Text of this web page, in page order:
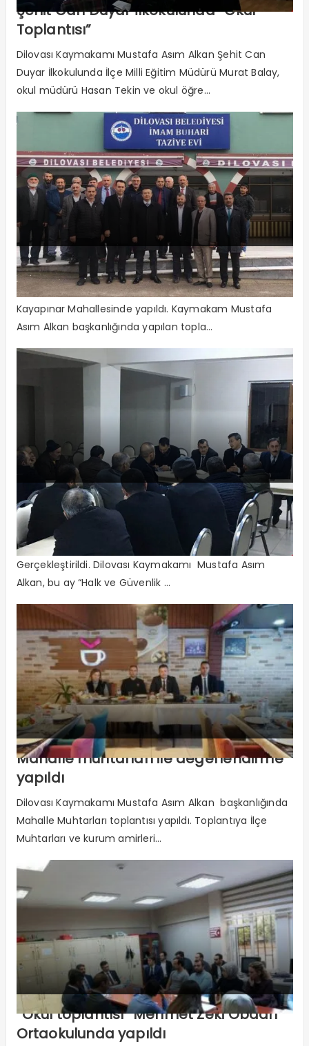
Şehit Can Duyar İlkokulunda “Okul
Toplantısı”
Dilovası Kaymakamı Mustafa Asım Alkan Şehit Can
Duyar İlkokulunda İlçe Milli Eğitim Müdürü Murat Balay,
okul müdürü Hasan Tekin ve okul öğre...
‘Halk ve Güvenlik Toplantısı’ Yapıldı
Dilovası’nda bu ay “Halk ve Güvenlik Toplantısı”
Kayapınar Mahallesinde yapıldı. Kaymakam Mustafa
Asım Alkan başkanlığında yapılan topla...
Turgut Özal’da “Halk Ve Güvenlik
Toplantısı”
"Halk Ve Güvenlik Toplantısı" Turgut Özal Mahallesinde
Gerçekleştirildi. Dilovası Kaymakamı Mustafa Asım
Alkan, bu ay “Halk ve Güvenlik ...
Mahalle muhtarları ile değerlendirme
yapıldı
Dilovası Kaymakamı Mustafa Asım Alkan başkanlığında
Mahalle Muhtarları toplantısı yapıldı. Toplantıya İlçe
Muhtarları ve kurum amirleri...
“Okul toplantısı” Mehmet Zeki Obdan
Ortaokulunda yapıldı